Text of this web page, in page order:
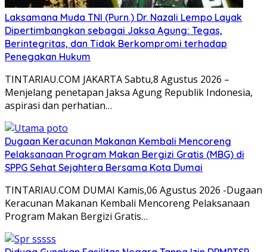
Laksamana Muda TNI (Purn.) Dr. Nazali Lempo Layak
Dipertimbangkan sebagai Jaksa Agung: Tegas,
Berintegritas, dan Tidak Berkompromi terhadap
Penegakan Hukum
TINTARIAU.COM JAKARTA Sabtu,8 Agustus 2026 –
Menjelang penetapan Jaksa Agung Republik Indonesia,
aspirasi dan perhatian…
Dugaan Keracunan Makanan Kembali Mencoreng
Pelaksanaan Program Makan Bergizi Gratis (MBG) di
SPPG Sehat Sejahtera Bersama Kota Dumai
TINTARIAU.COM DUMAI Kamis,06 Agustus 2026 -Dugaan
Keracunan Makanan Kembali Mencoreng Pelaksanaan
Program Makan Bergizi Gratis…